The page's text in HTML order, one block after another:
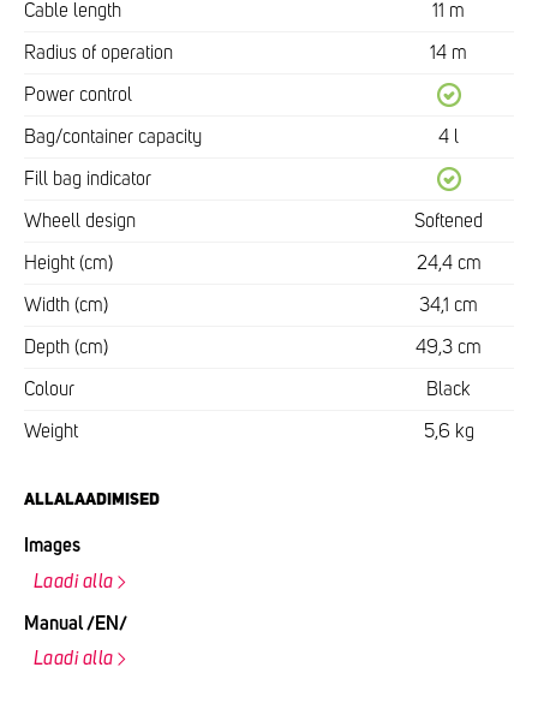
Cable length 11 m
Radius of operation 14 m
Power control
Bag/container capacity 4 l
Fill bag indicator
Wheell design Softened
Height (cm) 24,4 cm
Width (cm) 34,1 cm
Depth (cm) 49,3 cm
Colour Black
Weight 5,6 kg
ALLALAADIMISED
Images
Laadi alla
Manual /EN/
Laadi alla